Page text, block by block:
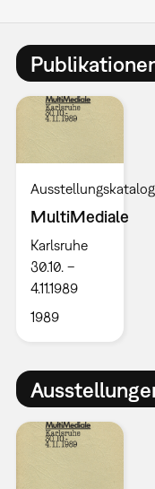
Ausstellungskatalog
MultiMediale
Karlsruhe
30.10. –
4.11.1989
1989